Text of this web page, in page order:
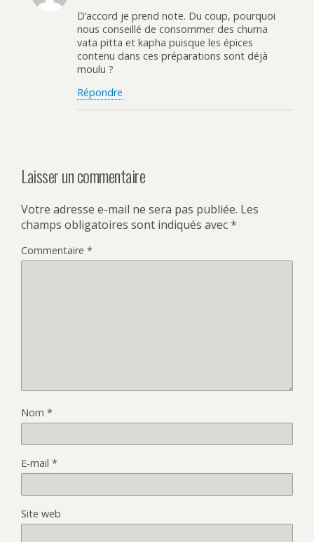
D’accord je prend note. Du coup, pourquoi
nous conseillé de consommer des churna
vata pitta et kapha puisque les épices
contenu dans ces préparations sont déjà
moulu ?
Répondre
Laisser un commentaire
Votre adresse e-mail ne sera pas publiée. Les
champs obligatoires sont indiqués avec*
Commentaire *
Nom *
E-mail *
Site web